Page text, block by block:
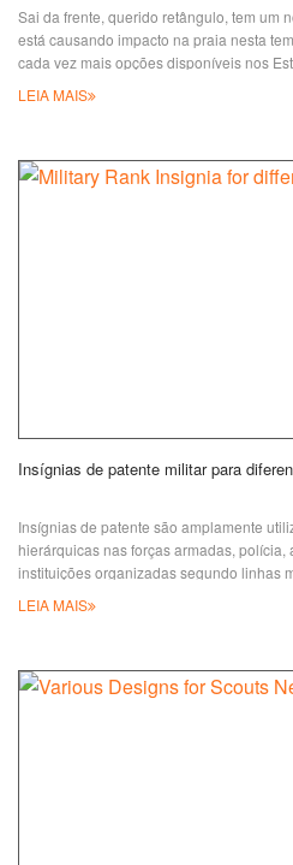
Sai da frente, querido retângulo, tem um
está causando impacto na praia nesta
cada vez mais opções disponíveis nos
área de superfície mais generosa do que
LEIA MAIS
Insígnias de patente militar para
Insígnias de patente são amplamente
hierárquicas nas forças armadas,
instituições organizadas segundo linhas
Como fabricante com 34 anos de
LEIA MAIS